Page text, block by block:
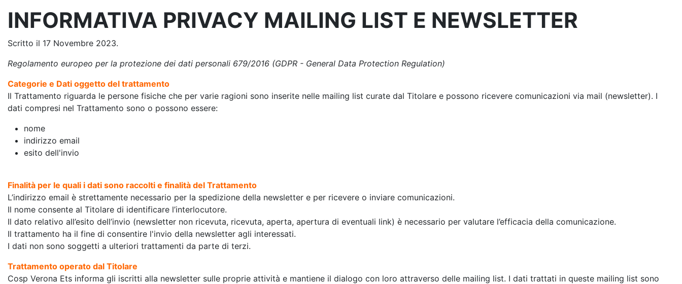
INFORMATIVA PRIVACY MAILING LIST E NEWSLETTER
Scritto il 17 Novembre 2023.
Regolamento europeo per la protezione dei dati personali 679/2016 (GDPR - General Data Protection Regulation)
Categorie e Dati oggetto del trattamento
Il Trattamento riguarda le persone fisiche che per varie ragioni sono inserite nelle mailing list curate dal Titolare e possono ricevere comunicazioni via mail (newsletter). I
dati compresi nel Trattamento sono o possono essere:
nome
indirizzo email
esito dell'invio
Finalità per le quali i dati sono raccolti e finalità del Trattamento
L’indirizzo email è strettamente necessario per la spedizione della newsletter e per ricevere o inviare comunicazioni.
Il nome consente al Titolare di identificare l’interlocutore.
Il dato relativo all’esito dell’invio (newsletter non ricevuta, ricevuta, aperta, apertura di eventuali link) è necessario per valutare l’efficacia della comunicazione.
Il trattamento ha il fine di consentire l'invio della newsletter agli interessati.
I dati non sono soggetti a ulteriori trattamenti da parte di terzi.
Trattamento operato dal Titolare
Cosp Verona Ets informa gli iscritti alla newsletter sulle proprie attività e mantiene il dialogo con loro attraverso delle mailing list. I dati trattati in queste mailing list sono